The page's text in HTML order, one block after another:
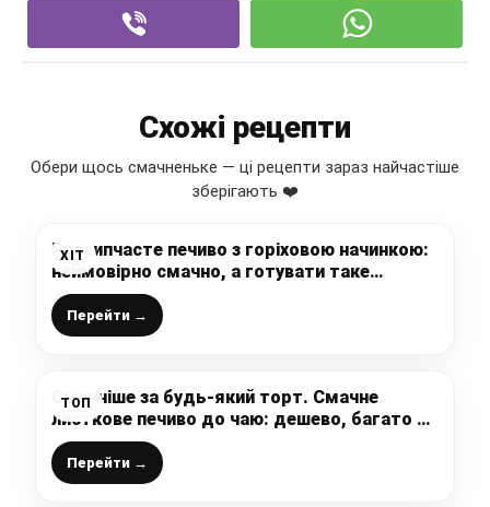
Схожі рецепти
Обери щось смачненьке — ці рецепти зараз найчастіше
зберігають ❤️
ХІТ
Розсипчасте печиво з горіховою начинкою:
неймовірно смачно, а готувати таке
домашнє печиво з горіхами дуже просто і
швидко
Перейти →
ТОП
Смачніше за будь-який торт. Смачне
листкове печиво до чаю: дешево, багато та
соковито
Перейти →